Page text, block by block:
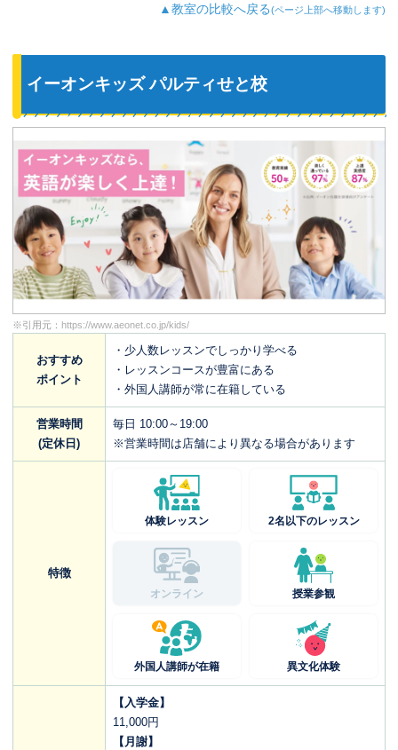
▲教室の比較へ戻る(ページ上部へ移動します)
イーオンキッズ パルティせと校
※引用元： https://www.aeonet.co.jp/kids/
おすすめ
ポイント
・少人数レッスンでしっかり学べる
・レッスンコースが豊富にある
・外国人講師が常に在籍している
営業時間
(定休日)
毎日 10:00～19:00
※営業時間は店舗により異なる場合があります
特徴
体験レッスン 2名以下のレッスン
オンライン 授業参観
外国人講師が在籍 異文化体験
【入学金】
11,000円
【月謝】